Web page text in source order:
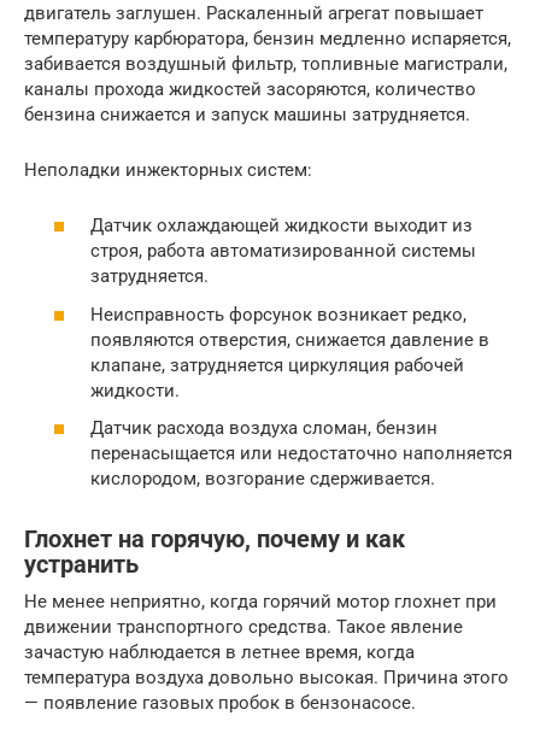
двигатель заглушен. Раскаленный агрегат повышает
температуру карбюратора, бензин медленно испаряется,
забивается воздушный фильтр, топливные магистрали,
каналы прохода жидкостей засоряются, количество
бензина снижается и запуск машины затрудняется.
Неполадки инжекторных систем:
Датчик охлаждающей жидкости выходит из
строя, работа автоматизированной системы
затрудняется.
Неисправность форсунок возникает редко,
появляются отверстия, снижается давление в
клапане, затрудняется циркуляция рабочей
жидкости.
Датчик расхода воздуха сломан, бензин
перенасыщается или недостаточно наполняется
кислородом, возгорание сдерживается.
Глохнет на горячую, почему и как
устранить
Не менее неприятно, когда горячий мотор глохнет при
движении транспортного средства. Такое явление
зачастую наблюдается в летнее время, когда
температура воздуха довольно высокая. Причина этого
— появление газовых пробок в бензонасосе.